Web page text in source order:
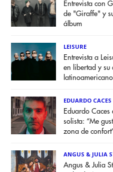
Entrevista con
de "Giraffe" y
álbum
LEISURE
Entrevista a
en libertad y su
latinoamericano
EDUARDO CACES
Eduardo Caces
solista: “Me
zona de
ANGUS & JULIA
Angus & Julia